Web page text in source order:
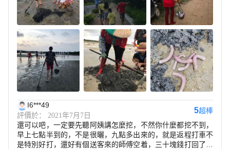
I6***49
評價於： 2021年7月7日
5超棒
還可以吧，一定要先聽阿姨講怎麼挖，不然你什麼都挖不到，
早上七點半到的，不是很曬，九點多出來的，就是返程打車不
是特別好打，還好有個送客來的師傅空着，三十塊錢打回了酒